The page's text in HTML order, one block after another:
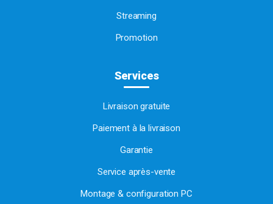
Streaming
Promotion
Services
Livraison gratuite
Paiement à la livraison
Garantie
Service après-vente
Montage & configuration PC